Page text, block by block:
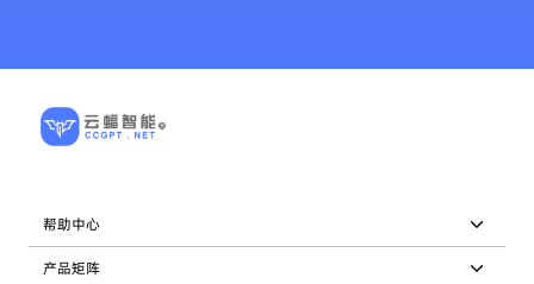
帮助中心
产品矩阵